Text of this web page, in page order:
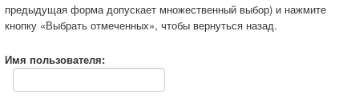
предыдущая форма допускает множественный выбор) и нажмите
кнопку «Выбрать отмеченных», чтобы вернуться назад.
Имя пользователя: